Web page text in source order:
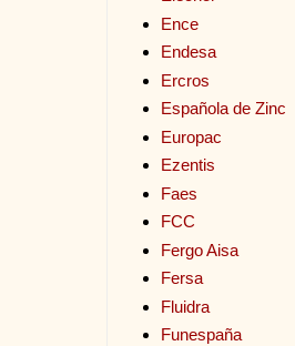
Ence
Endesa
Ercros
Española de Zinc
Europac
Ezentis
Faes
FCC
Fergo Aisa
Fersa
Fluidra
Funespaña